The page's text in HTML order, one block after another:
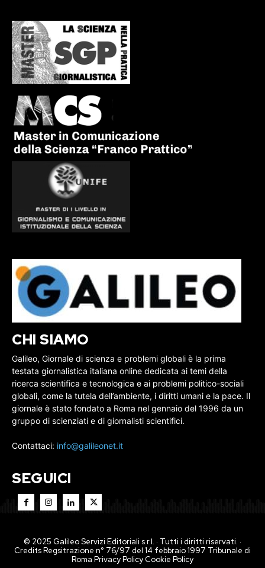
CHI SIAMO
Galileo, Giornale di scienza e problemi globali è la prima
testata giornalistica italiana online dedicata ai temi della
ricerca scientifica e tecnologica e ai problemi politico-sociali
globali, come la tutela dell’ambiente, i diritti umani e la pace. Il
giornale è stato fondato a Roma nel gennaio del 1996 da un
gruppo di scienziati e di giornalisti scientifici.
Contattaci: info@galileonet.it
SEGUICI
© 2025 Galileo Servizi Editoriali s.r.l. · Tutti i diritti riservati. ·
Credits Regsitrazione n° 76/97 del 14 febbraio 1997 Tribunale di
Roma Privacy PolicyCookie Policy